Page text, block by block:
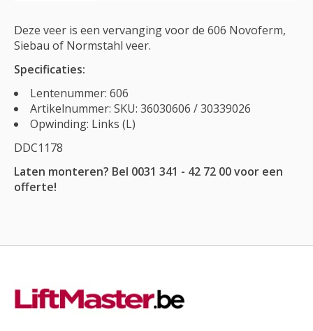
Deze veer is een vervanging voor de 606 Novoferm,
Siebau of Normstahl veer.
Specificaties:
Lentenummer: 606
Artikelnummer: SKU: 36030606 / 30339026
Opwinding: Links (L)
DDC1178
Laten monteren? Bel 0031 341 - 42 72 00 voor een
offerte!